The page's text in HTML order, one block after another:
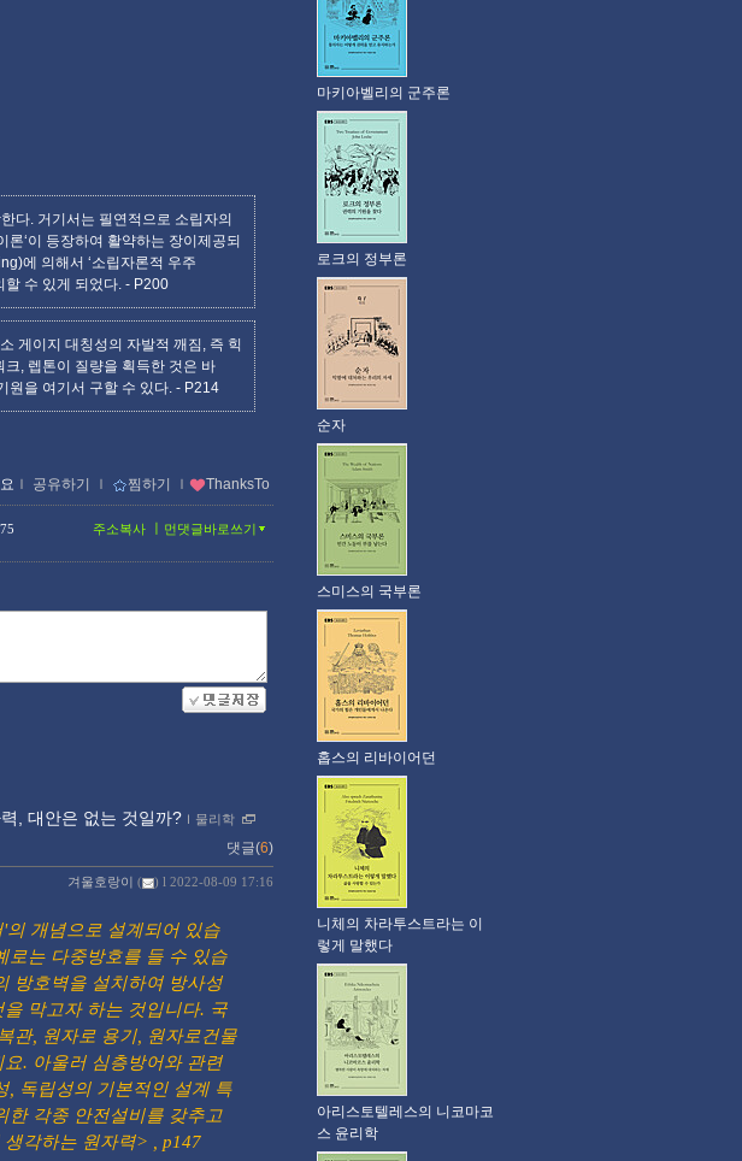
다. 거기서는 필연적으로 소립자의
‘이 등장하여 활약하는 장이제공되
에 의해서 ‘소립자론적 우주
할 수 있게 되었다. - P200
게이지 대칭성의 자발적 깨짐, 즉 힉
, 렙톤이 질량을 획득한 것은 바
원을 여기서 구할 수 있다. - P214
ｌ 공유하기 ｌ 찜하기 ｌ ThanksTo
먼댓글바로쓰기
주소복사
, 대안은 없는 것일까? ｌ 물리학
댓글(6)
겨울호랑이 ( ) l 2022-08-09 17:16
의 개념으로 설계되어 있습
로는 다중방호를 들 수 있습
방호벽을 설치하여 방사성
막고자 하는 것입니다. 국
관, 원자로 용기, 원자로건물
. 아울러 심층방어와 관련
, 독립성의 기본적인 설계 특
한 각종 안전설비를 갖추고
각하는 원자력> , p147
마키아벨리의 군주론
로크의 정부론
순자
스미스의 국부론
홉스의 리바이어던
니체의 차라투스트라는 이
렇게 말했다
아리스토텔레스의 니코마코
스 윤리학